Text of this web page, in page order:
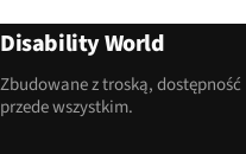
Disability World
Zbudowane z troską, dostępność
przede wszystkim.